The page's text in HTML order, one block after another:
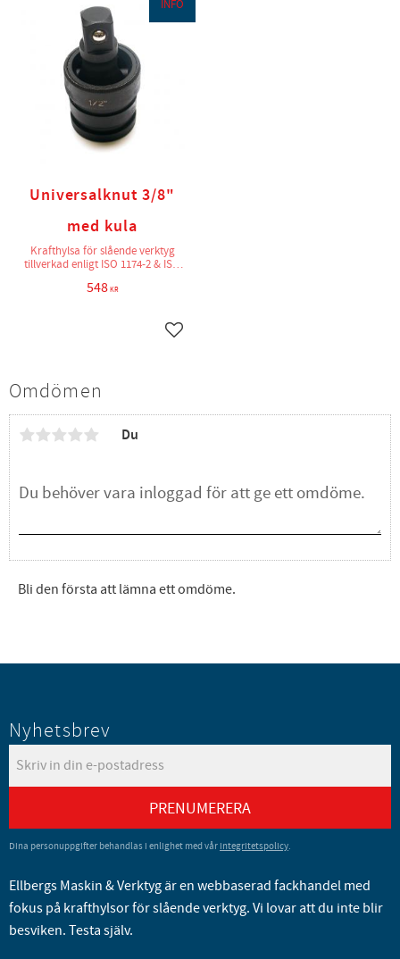
Omdömen
Du
Bli den första att lämna ett omdöme.
Universalknut 3/8"
med kula
Krafthylsa för slående verktyg
tillverkad enligt ISO 1174-2 & ISO
548KR
Lägg till i favoriter
INFO
Nyhetsbrev
PRENUMERERA
Dina personuppgifter behandlas i enlighet med vår integritetspolicy.
Ellbergs Maskin & Verktyg är en webbaserad fackhandel med
fokus på krafthylsor för slående verktyg. Vi lovar att du inte blir
besviken. Testa själv.